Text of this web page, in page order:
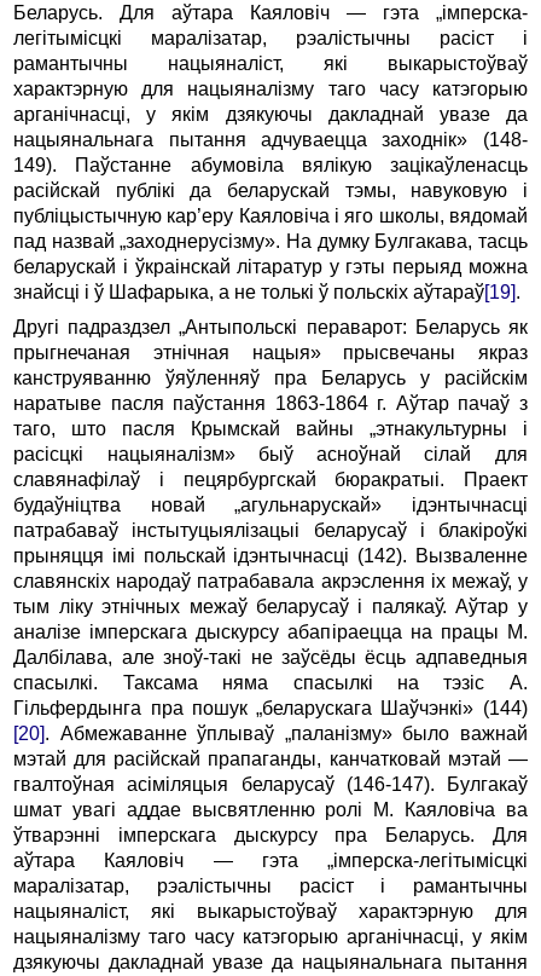
Беларусь. Для аўтара Каяловіч — гэта „імперска-
легітымісцкі маралізатар, рэалістычны расіст i
рамантычны нацыяналіст, які выкарыстоўваў
характэрную для нацыяналізму таго часу катэгорыю
арганічнасці, у якім дзякуючы дакладнай увазе да
нацыянальнага пытання адчуваецца заходнік» (148-
149). Паўстанне абумовіла вялікую зацікаўленасць
расійскай публікі да беларускай тэмы, навуковую i
публіцыстычную кар’еру Каяловіча i яго школы, вядомай
пад назвай „заходнерусізму». На думку Булгакава, тасць
беларускай i ўкраінскай літаратур у гэты перыяд можна
знайсці i ў Шафарыка, а не толькі ў польскіх аўтараў[19].
Другі падраздзел „Антыпольскі пераварот: Беларусь як
прыгнечаная этнічная нацыя» прысвечаны якраз
канструяванню ўяўленняў пра Беларусь у расійскім
наратыве пасля паўстання 1863-1864 г. Аўтар пачаў з
таго, што пасля Крымскай вайны „этнакультурны i
расісцкі нацыяналізм» быў асноўнай сілай для
славянафілаў i пецярбургскай бюракратыі. Праект
будаўніцтва новай „агульнарускай» ідэнтычнасці
патрабаваў інстытуцыялізацыі беларусаў i блакіроўкі
прыняцця імі польскай ідэнтычнасці (142). Вызваленне
славянскіх народаў патрабавала акрэслення ix межаў, у
тым ліку этнічных межаў беларусаў i палякаў. Аўтар у
аналізе імперскага дыскурсу абапіраецца на працы М.
Далбілава, але зноў-такі не заўсёды ёсць адпаведныя
спасылкі. Таксама няма спасылкі на тэзіс А.
Гільфердынга пра пошук „беларускага Шаўчэнкі» (144)
[20]. Абмежаванне ўплываў „паланізму» было важнай
мэтай для расійскай прапаганды, канчатковай мэтай —
гвалтоўная асіміляцыя беларусаў (146-147). Булгакаў
шмат увагі аддае высвятленню ролі М. Каяловіча ва
ўтварэнні імперскага дыс­курсу пра Беларусь. Для
аўтара Каяловіч — гэта „імперска-легітымісцкі
маралізатар, рэалістычны расіст i рамантычны
нацыяналіст, які выкарыстоўваў характэрную для
нацыяналізму таго часу катэгорыю арганічнасці, у якім
дзякуючы дакладнай увазе да нацыянальнага пытання